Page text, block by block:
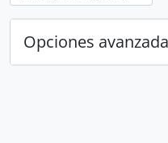
Opciones